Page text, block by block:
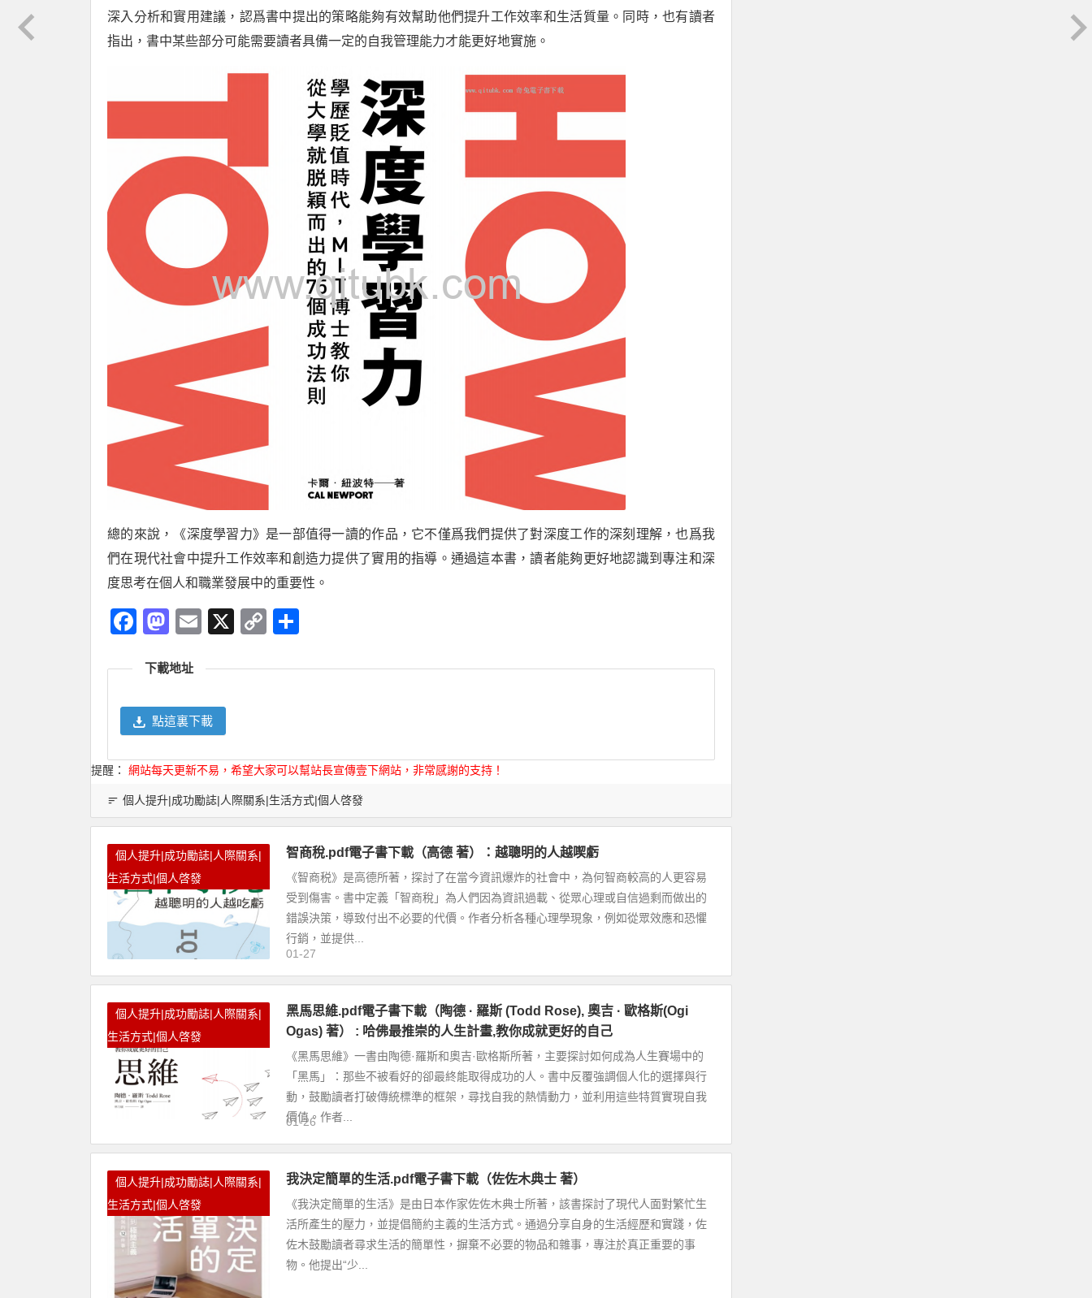
深入分析和實用建議，認爲書中提出的策略能夠有效幫助他們提升工作效率和生活質量。同時，也有讀者
指出，書中某些部分可能需要讀者具備一定的自我管理能力才能更好地實施。
總的來說，《深度學習力》是一部值得一讀的作品，它不僅爲我們提供了對深度工作的深刻理解，也爲我
們在現代社會中提升工作效率和創造力提供了實用的指導。通過這本書，讀者能夠更好地認識到專注和深
度思考在個人和職業發展中的重要性。
Facebook
Mastodon
Email
X
Copy
下載地址
點這裏下載
提醒： 網站每天更新不易，希望大家可以幫站長宣傳壹下網站，非常感謝的支持！
個人提升|成功勵誌|人際關系|生活方式|個人啓發
個人提升|成功勵誌|人際關系|
生活方式|個人啓發
智商稅.pdf電子書下載（高德 著）：越聰明的人越喫虧
《智商税》是高德所著，探討了在當今資訊爆炸的社會中，為何智商較高的人更容易
受到傷害。書中定義「智商稅」為人們因為資訊過載、從眾心理或自信過剩而做出的
錯誤決策，導致付出不必要的代價。作者分析各種心理學現象，例如從眾效應和恐懼
行銷，並提供...
01-27
個人提升|成功勵誌|人際關系|
生活方式|個人啓發
黑馬思維.pdf電子書下載（陶德 · 羅斯 (Todd Rose), 奧吉 · 歐格斯(Ogi
Ogas) 著） : 哈佛最推崇的人生計畫,教你成就更好的自己
《黑馬思維》一書由陶德·羅斯和奧吉·歐格斯所著，主要探討如何成為人生賽場中的
「黑馬」：那些不被看好的卻最終能取得成功的人。書中反覆強調個人化的選擇與行
動，鼓勵讀者打破傳統標準的框架，尋找自我的熱情動力，並利用這些特質實現自我
價值。作者...
01-26
個人提升|成功勵誌|人際關系|
生活方式|個人啓發
我決定簡單的生活.pdf電子書下載（佐佐木典士 著）
《我決定簡單的生活》是由日本作家佐佐木典士所著，該書探討了現代人面對繁忙生
活所產生的壓力，並提倡簡約主義的生活方式。通過分享自身的生活經歷和實踐，佐
佐木鼓勵讀者尋求生活的簡單性，摒棄不必要的物品和雜事，專注於真正重要的事
物。他提出“少...